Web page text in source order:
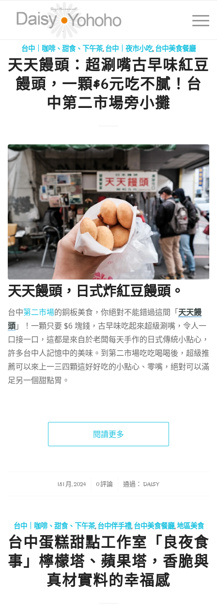
台中｜咖啡、甜食、下午茶,台中｜夜市小吃,台中美食餐廳
天天饅頭：超涮嘴古早味紅豆
饅頭，一顆$6元吃不膩！台
中第二市場旁小攤
天天饅頭，日式炸紅豆饅頭。
台中第二市場的銅板美食，你絕對不能錯過這間「天天饅
頭」！一顆只要 $6 塊錢，古早味吃起來超級涮嘴，令人一
口接一口，這都是來自於老闆每天手作的日式傳統小點心，
許多台中人記憶中的美味。到第二市場吃吃喝喝後，超級推
薦可以來上一三四顆這好好吃的小點心、零嘴，絕對可以滿
足另一個甜點胃。
閱讀更多
18 1 月, 2024
/ 0 評論 通過： DAISY
台中｜咖啡、甜食、下午茶,台中伴手禮,台中美食餐廳,地區美食
台中蛋糕甜點工作室「良夜食
事」檸檬塔、蘋果塔，香脆與
真材實料的幸福感